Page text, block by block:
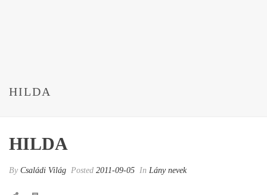
HILDA
HILDA
By Családi Világ Posted 2011-09-05 In Lány nevek